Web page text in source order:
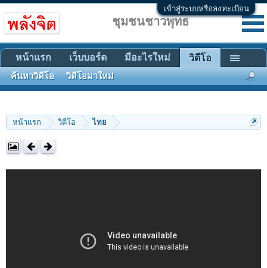
เข้าสู่ระบบหรือลงทะเบียน
หน้าแรก วิดีโอ ไทย
ชุมชนชาวพุทธ
หน้าแรก เว็บบอร์ด มีอะไรใหม่ วิดีโอ
ค้นหาวิดีโอ วิดีโอมาใหม่